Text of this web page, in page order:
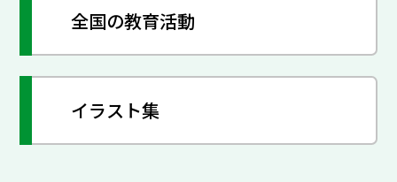
全国の教育活動
イラスト集